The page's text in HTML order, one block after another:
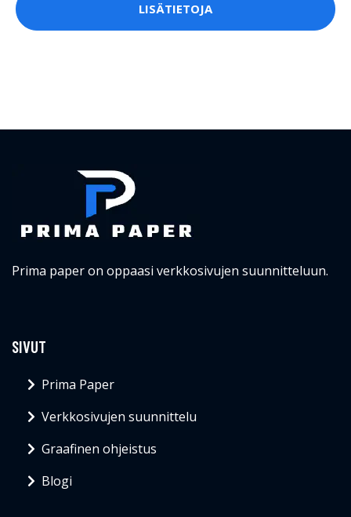
LISÄTIETOJA
Prima paper on oppaasi verkkosivujen suunnitteluun.
SIVUT
Prima Paper
Verkkosivujen suunnittelu
Graafinen ohjeistus
Blogi